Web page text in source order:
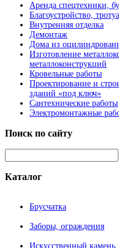
Аренда спецтехники,
Благоустройство,
Внутренняя отделка
Демонтаж
Дома из
Изготовление
металлоконструкций
Кровельные работы
Проектирование и
зданий «под ключ»
Сантехнические работы
Электромонтажные
Поиск по сайту
Каталог
Брусчатка
Заборы, ограждения
Искусственный камень